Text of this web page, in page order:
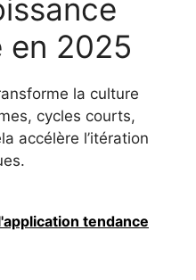
en 2025
la culture
cycles courts,
accélère l’itération
tendance